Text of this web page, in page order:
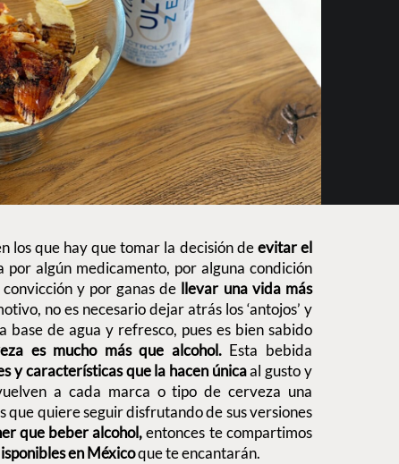
los que hay que tomar la decisión deevitar el
por algún medicamento, por alguna condición
y por ganas de llevar una vida más
no es necesario dejar atrás los ‘antojos’ y
base de agua y refresco, pues es bien sabido
es mucho más que alcohol. Esta bebida
y características que la hacen únicaal gusto y
a cada marca o tipo de cerveza una
que quiere seguir disfrutando de sus versiones
que beber alcohol,entonces te compartimos
en Méxicoque te encantarán.